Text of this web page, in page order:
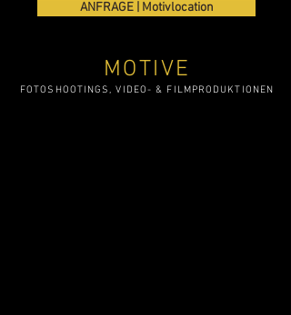
ANFRAGE | Motivlocation
MOTIVE
FOTOSHOOTINGS, VIDEO- & FILMPRODUKTIONEN